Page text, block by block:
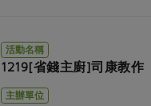
活動名稱
1219[省錢主廚]司康教作
主辦單位